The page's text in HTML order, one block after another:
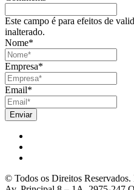
Este campo é para efeitos de
inalterado.
Nome*
Empresa*
Email*
© Todos os Direitos